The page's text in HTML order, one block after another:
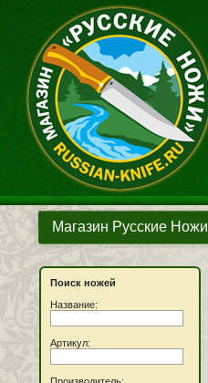
Магазин Русские Ножи
Поиск ножей
Название:
Артикул: